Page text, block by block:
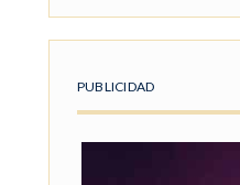
PUBLICIDAD